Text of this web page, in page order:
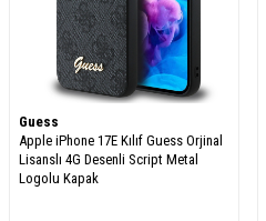
Guess
Apple iPhone 17E Kılıf Guess Orjinal
Lisanslı 4G Desenli Script Metal
Logolu Kapak